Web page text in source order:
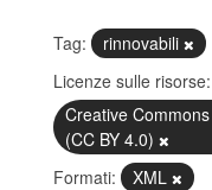
Tag: rinnovabili
Licenze sulle risorse:
Creative
(CC BY 4.0)
Formati:
XML